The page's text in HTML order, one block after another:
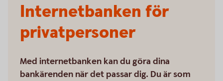
Internetbanken för
privatpersoner
Med internetbanken kan du göra dina
bankärenden när det passar dig. Du är som